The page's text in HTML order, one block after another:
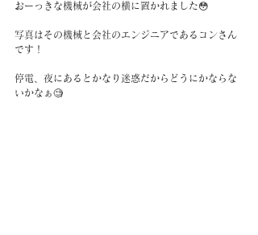
おーっきな機械が会社の横に置かれました😳
写真はその機械と会社のエンジニアであるコンさん
です！
停電、夜にあるとかなり迷惑だからどうにかならな
いかなぁ🧐